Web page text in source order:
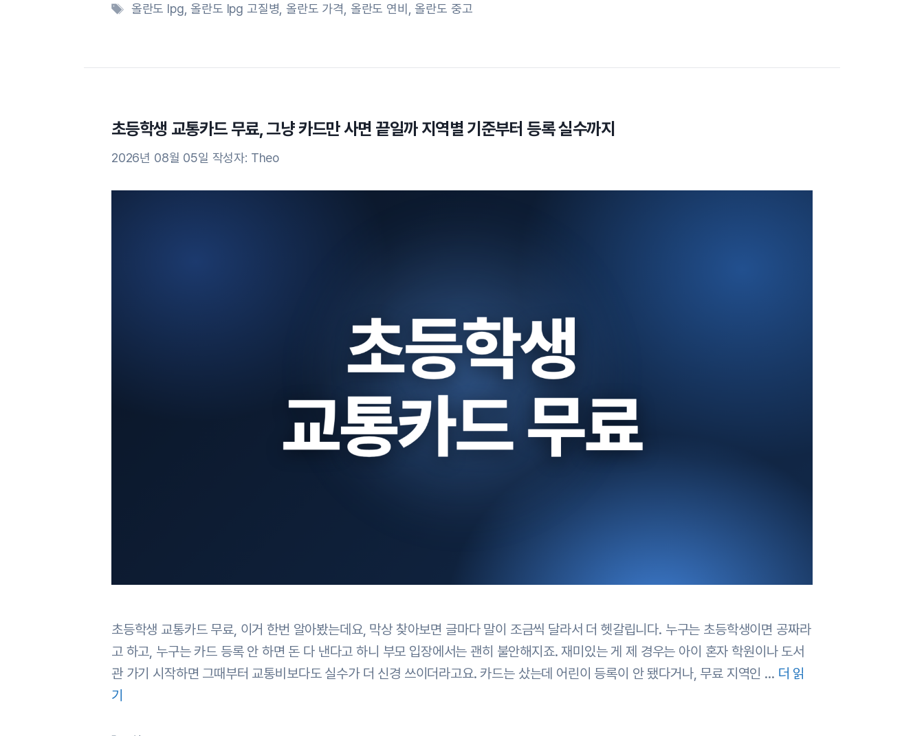
테
태
올란도 lpg,올란도 lpg 고질병,올란도 가격, 올란도 연비 ,올란도 중고
초등학생 교통카드 무료, 그냥 카드만 사면 끝일까 지역별 기준부터 등록 실수까지
2026년 08월 05일 작성자: Theo
초등학생 교통카드 무료, 이거 한번 알아봤는데요, 막상 찾아보면 글마다 말이 조금씩 달라서 더 헷갈립니다. 누구는 초등학생이면 공짜라
고 하고, 누구는 카드 등록 안 하면 돈 다 낸다고 하니 부모 입장에서는 괜히 불안해지죠. 재미있는 게 제 경우는 아이 혼자 학원이나 도서
관 가기 시작하면 그때부터 교통비보다도 실수가 더 신경 쓰이더라고요. 카드는 샀는데 어린이 등록이 안 됐다거나, 무료 지역인 … 더 읽
기